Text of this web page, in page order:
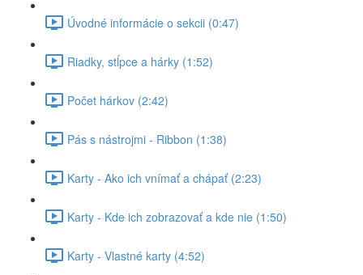
Úvodné informácie o sekcii (0:47)
Riadky, stĺpce a hárky (1:52)
Počet hárkov (2:42)
Pás s nástrojmi - Ribbon (1:38)
Karty - Ako ich vnímať a chápať (2:23)
Karty - Kde ich zobrazovať a kde nie (1:50)
Karty - Vlastné karty (4:52)